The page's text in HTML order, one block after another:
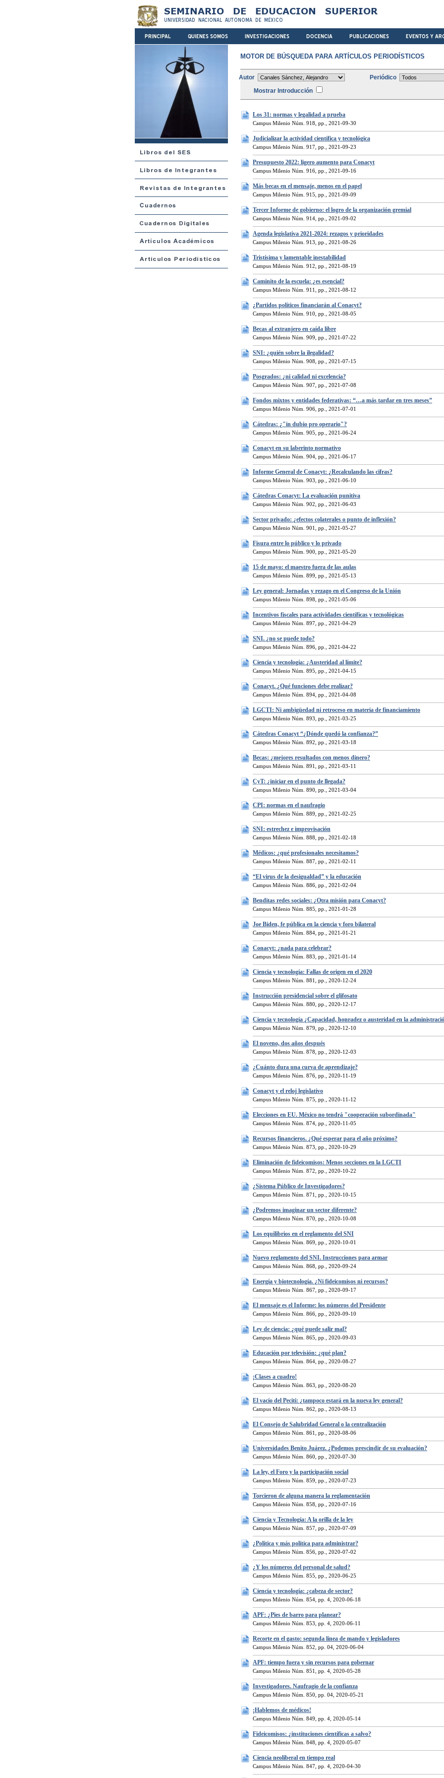
MOTOR DE BÚSQUEDA PARA ARTÍCULOS PERIODÍSTICOS
Autor
Periódico
Mostrar Introducción
Los 31: normas y legalidad a prueba
Campus Milenio Núm. 918, pp., 2021-09-30
Judicializar la actividad científica y tecnológica
Campus Milenio Núm. 917, pp., 2021-09-23
Presupuesto 2022: ligero aumento para Conacyt
Campus Milenio Núm. 916, pp., 2021-09-16
Más becas en el mensaje, menos en el papel
Campus Milenio Núm. 915, pp., 2021-09-09
Tercer Informe de gobierno: el logro de la organización gremial
Campus Milenio Núm. 914, pp., 2021-09-02
Agenda legislativa 2021-2024: rezagos y prioridades
Campus Milenio Núm. 913, pp., 2021-08-26
Tristísima y lamentable inestabilidad
Campus Milenio Núm. 912, pp., 2021-08-19
Caminito de la escuela: ¿es esencial?
Campus Milenio Núm. 911, pp., 2021-08-12
¿Partidos políticos financiarán al Conacyt?
Campus Milenio Núm. 910, pp., 2021-08-05
Becas al extranjero en caída libre
Campus Milenio Núm. 909, pp., 2021-07-22
SNI: ¿quién sobre la ilegalidad?
Campus Milenio Núm. 908, pp., 2021-07-15
Posgrados: ¿ni calidad ni excelencia?
Campus Milenio Núm. 907, pp., 2021-07-08
Fondos mixtos y entidades federativas: “…a más tardar en tres meses”
Campus Milenio Núm. 906, pp., 2021-07-01
Cátedras: ¿"in dubio pro operario"?
Campus Milenio Núm. 905, pp., 2021-06-24
Conacyt en su laberinto normativo
Campus Milenio Núm. 904, pp., 2021-06-17
Informe General de Conacyt: ¿Recalculando las cifras?
Campus Milenio Núm. 903, pp., 2021-06-10
Cátedras Conacyt: La evaluación punitiva
Campus Milenio Núm. 902, pp., 2021-06-03
Sector privado: ¿efectos colaterales o punto de inflexión?
Campus Milenio Núm. 901, pp., 2021-05-27
Fisura entre lo público y lo privado
Campus Milenio Núm. 900, pp., 2021-05-20
15 de mayo: el maestro fuera de las aulas
Campus Milenio Núm. 899, pp., 2021-05-13
Ley general: Jornadas y rezago en el Congreso de la Unión
Campus Milenio Núm. 898, pp., 2021-05-06
Incentivos fiscales para actividades científicas y tecnológicas
Campus Milenio Núm. 897, pp., 2021-04-29
SNI. ¿no se puede todo?
Campus Milenio Núm. 896, pp., 2021-04-22
Ciencia y tecnología: ¿Austeridad al límite?
Campus Milenio Núm. 895, pp., 2021-04-15
Conacyt. ¿Qué funciones debe realizar?
Campus Milenio Núm. 894, pp., 2021-04-08
LGCTI: Ni ambigüedad ni retroceso en materia de financiamiento
Campus Milenio Núm. 893, pp., 2021-03-25
Cátedras Conacyt “¿Dónde quedó la confianza?”
Campus Milenio Núm. 892, pp., 2021-03-18
Becas: ¿mejores resultados con menos dinero?
Campus Milenio Núm. 891, pp., 2021-03-11
CyT: ¿iniciar en el punto de llegada?
Campus Milenio Núm. 890, pp., 2021-03-04
CPI: normas en el naufragio
Campus Milenio Núm. 889, pp., 2021-02-25
SNI: estrechez e improvisación
Campus Milenio Núm. 888, pp., 2021-02-18
Médicos: ¿qué profesionales necesitamos?
Campus Milenio Núm. 887, pp., 2021-02-11
“El virus de la desigualdad” y la educación
Campus Milenio Núm. 886, pp., 2021-02-04
Benditas redes sociales: ¿Otra misión para Conacyt?
Campus Milenio Núm. 885, pp., 2021-01-28
Joe Biden, fe pública en la ciencia y foro bilateral
Campus Milenio Núm. 884, pp., 2021-01-21
Conacyt: ¿nada para celebrar?
Campus Milenio Núm. 883, pp., 2021-01-14
Ciencia y tecnología: Fallas de origen en el 2020
Campus Milenio Núm. 881, pp., 2020-12-24
Instrucción presidencial sobre el glifosato
Campus Milenio Núm. 880, pp., 2020-12-17
Ciencia y tecnología ¿Capacidad, honradez o austeridad en la
Campus Milenio Núm. 879, pp., 2020-12-10
El noveno, dos años después
Campus Milenio Núm. 878, pp., 2020-12-03
¿Cuánto dura una curva de aprendizaje?
Campus Milenio Núm. 876, pp., 2020-11-19
Conacyt y el reloj legislativo
Campus Milenio Núm. 875, pp., 2020-11-12
Elecciones en EU. México no tendrá "cooperación subordinada"
Campus Milenio Núm. 874, pp., 2020-11-05
Recursos financieros. ¿Qué esperar para el año próximo?
Campus Milenio Núm. 873, pp., 2020-10-29
Eliminación de fideicomisos: Menos secciones en la LGCTI
Campus Milenio Núm. 872, pp., 2020-10-22
¿Sistema Público de Investigadores?
Campus Milenio Núm. 871, pp., 2020-10-15
¿Podremos imaginar un sector diferente?
Campus Milenio Núm. 870, pp., 2020-10-08
Los equilibrios en el reglamento del SNI
Campus Milenio Núm. 869, pp., 2020-10-01
Nuevo reglamento del SNI. Instrucciones para armar
Campus Milenio Núm. 868, pp., 2020-09-24
Energía y biotecnología. ¿Ni fideicomisos ni recursos?
Campus Milenio Núm. 867, pp., 2020-09-17
El mensaje es el Informe: los números del Presidente
Campus Milenio Núm. 866, pp., 2020-09-10
Ley de ciencia: ¿qué puede salir mal?
Campus Milenio Núm. 865, pp., 2020-09-03
Educación por televisión: ¿qué plan?
Campus Milenio Núm. 864, pp., 2020-08-27
¡Clases a cuadro!
Campus Milenio Núm. 863, pp., 2020-08-20
El vacío del Peciti: ¿tampoco estará en la nueva ley general?
Campus Milenio Núm. 862, pp., 2020-08-13
El Consejo de Salubridad General o la centralización
Campus Milenio Núm. 861, pp., 2020-08-06
Universidades Benito Juárez. ¿Podemos prescindir de su evaluación?
Campus Milenio Núm. 860, pp., 2020-07-30
La ley, el Foro y la participación social
Campus Milenio Núm. 859, pp., 2020-07-23
Torcieron de alguna manera la reglamentación
Campus Milenio Núm. 858, pp., 2020-07-16
Ciencia y Tecnología: A la orilla de la ley
Campus Milenio Núm. 857, pp., 2020-07-09
¿Política y más política para administrar?
Campus Milenio Núm. 856, pp., 2020-07-02
¿Y los números del personal de salud?
Campus Milenio Núm. 855, pp., 2020-06-25
Ciencia y tecnología: ¿cabeza de sector?
Campus Milenio Núm. 854, pp. 4, 2020-06-18
APF: ¿Pies de barro para planear?
Campus Milenio Núm. 853, pp. 4, 2020-06-11
Recorte en el gasto: segunda línea de mando y legisladores
Campus Milenio Núm. 852, pp. 04, 2020-06-04
APF: tiempo fuera y sin recursos para gobernar
Campus Milenio Núm. 851, pp. 4, 2020-05-28
Investigadores. Naufragio de la confianza
Campus Milenio Núm. 850, pp. 04, 2020-05-21
¡Hablemos de médicos!
Campus Milenio Núm. 849, pp. 4, 2020-05-14
Fideicomisos: ¿instituciones científicas a salvo?
Campus Milenio Núm. 848, pp. 4, 2020-05-07
Ciencia neoliberal en tiempo real
Campus Milenio Núm. 847, pp. 4, 2020-04-30